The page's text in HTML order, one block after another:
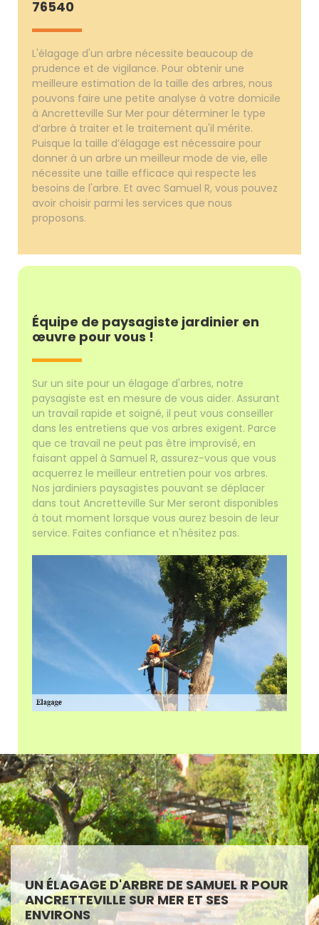
76540
L'élagage d'un arbre nécessite beaucoup de
prudence et de vigilance. Pour obtenir une
meilleure estimation de la taille des arbres, nous
pouvons faire une petite analyse à votre domicile
à Ancretteville Sur Mer pour déterminer le type
d’arbre à traiter et le traitement qu'il mérite.
Puisque la taille d’élagage est nécessaire pour
donner à un arbre un meilleur mode de vie, elle
nécessite une taille efficace qui respecte les
besoins de l'arbre. Et avec Samuel R, vous pouvez
avoir choisir parmi les services que nous
proposons.
Équipe de paysagiste jardinier en
œuvre pour vous !
Sur un site pour un élagage d'arbres, notre
paysagiste est en mesure de vous aider. Assurant
un travail rapide et soigné, il peut vous conseiller
dans les entretiens que vos arbres exigent. Parce
que ce travail ne peut pas être improvisé, en
faisant appel à Samuel R, assurez-vous que vous
acquerrez le meilleur entretien pour vos arbres.
Nos jardiniers paysagistes pouvant se déplacer
dans tout Ancretteville Sur Mer seront disponibles
à tout moment lorsque vous aurez besoin de leur
service. Faites confiance et n'hésitez pas.
UN ÉLAGAGE D'ARBRE DE SAMUEL R POUR
ANCRETTEVILLE SUR MER ET SES
ENVIRONS